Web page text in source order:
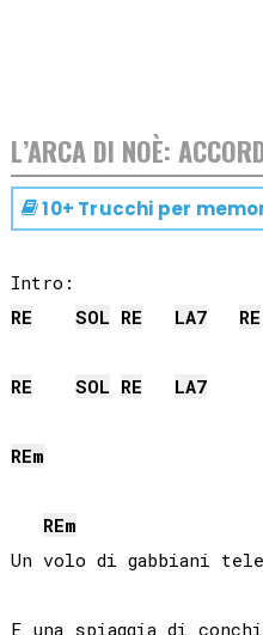
L’ARCA DI NOÈ:
10+ Trucchi per
RE
SOL RE LA7 RE
RE SOL RE LA7
REm
REm
Un volo di gabbiani